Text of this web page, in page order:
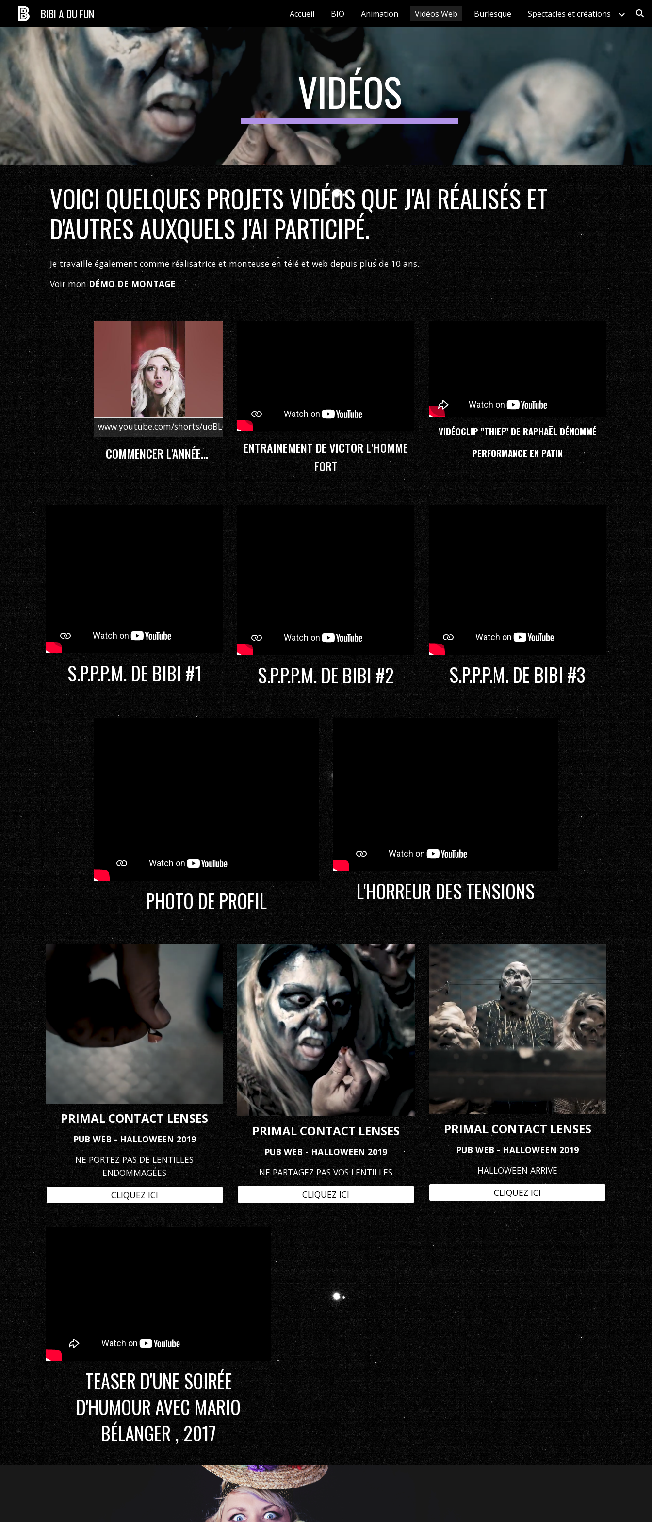
Skip to navigation
BIBI A DU FUN Accueil BIO Animation Vidéos Web Burlesque Spectacles et créations
VIDÉOS
VOICI QUELQUES PROJETS VIDÉOS QUE J'AI RÉALISÉS ET
D'AUTRES AUXQUELS J'AI PARTICIPÉ.
Je travaille également comme réalisatrice et monteuse en télé et web depuis plus de 10 ans.
Voir monDÉMO DE MONTAGE
www.youtube.com/shorts/uoBL6BmYiRY
COMMENCER L'ANNÉE...
ENTRAINEMENT DE VICTOR L'HOMME
FORT
VIDÉOCLIP "THIEF" DE RAPHAËL DÉNOMMÉ
PERFORMANCE EN PATIN
S.P.P.P.M. DE BIBI #1 S.P.P.P.M. DE BIBI #2 S.P.P.P.M. DE BIBI #3
PHOTO DE PROFIL L'HORREUR DES TENSIONS
PRIMAL CONTACT LENSES
PUB WEB - HALLOWEEN 2019
NE PORTEZ PAS DE LENTILLES
ENDOMMAGÉES
CLIQUEZ ICI
PRIMAL CONTACT LENSES
PUB WEB - HALLOWEEN 2019
NE PARTAGEZ PAS VOS LENTILLES
CLIQUEZ ICI
PRIMAL CONTACT LENSES
PUB WEB - HALLOWEEN 2019
HALLOWEEN ARRIVE
CLIQUEZ ICI
TEASER D'UNE SOIRÉE
D'HUMOUR AVEC MARIO
BÉLANGER , 2017